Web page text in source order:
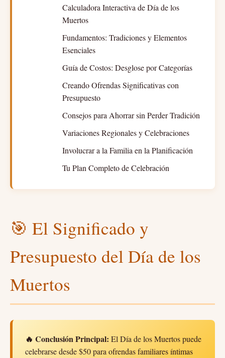
Calculadora Interactiva de Día de los
Muertos
Fundamentos: Tradiciones y Elementos
Esenciales
Guía de Costos: Desglose por Categorías
Creando Ofrendas Significativas con
Presupuesto
Consejos para Ahorrar sin Perder Tradición
Variaciones Regionales y Celebraciones
Involucrar a la Familia en la Planificación
Tu Plan Completo de Celebración
🎯 El Significado y
Presupuesto del Día de los
Muertos
🔥 Conclusión Principal: El Día de los Muertos puede
celebrarse desde $50 para ofrendas familiares íntimas